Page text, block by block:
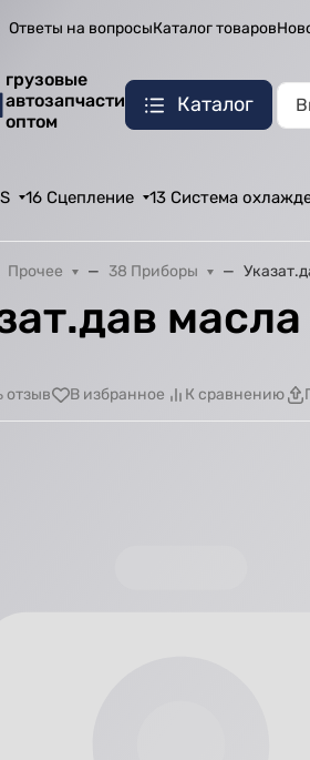
Ответы на вопросыКаталог товаров
грузовые
автозапчасти
оптом
Каталог
16 Сцепление 13 Система
Прочее 38 Приборы
отзыв В избранное К сравнению